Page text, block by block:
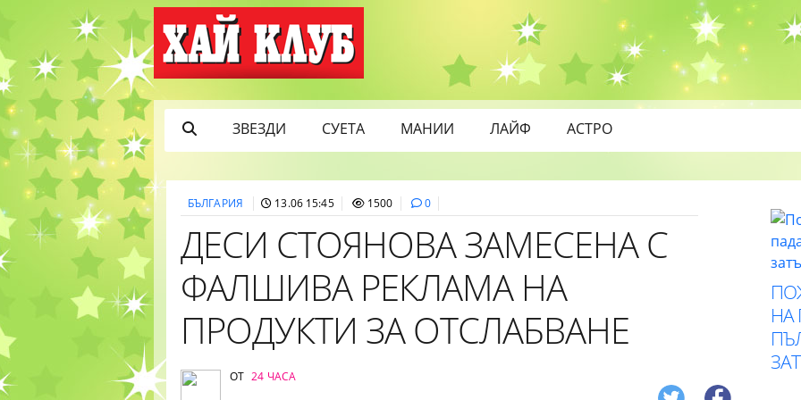
ЗВЕЗДИ СУЕТА МАНИИ ЛАЙФ АСТРО
БЪЛГАРИЯ 13.06 15:45 1500 0
ДЕСИ СТОЯНОВА ЗАМЕСЕНА С
ФАЛШИВА РЕКЛАМА НА
ПРОДУКТИ ЗА ОТСЛАБВАНЕ
ОТ 24 ЧАСА
НА